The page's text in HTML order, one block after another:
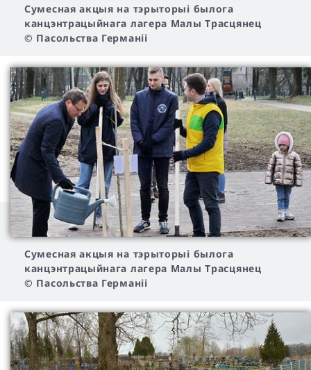
Cумесная акцыя на тэрыторыі былога
канцэнтрацыйнага лагера Малы Трасцянец
© Пасольства Германіі
Cумесная акцыя на тэрыторыі былога
канцэнтрацыйнага лагера Малы Трасцянец
© Пасольства Германіі